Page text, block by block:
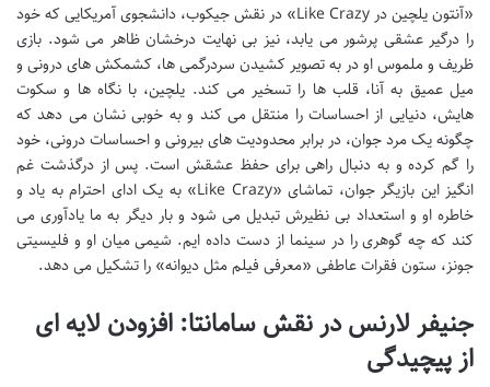
«آنتون یلچین در Like Crazy» در نقش جیکوب، دانشجوی آمریکایی که خود
را درگیر عشقی پرشور می یابد، نیز بی نهایت درخشان ظاهر می شود. بازی
ظریف و ملموس او در به تصویر کشیدن سردرگمی ها، کشمکش های درونی و
میل عمیق به آنا، قلب ها را تسخیر می کند. یلچین، با نگاه ها و سکوت
هایش، دنیایی از احساسات را منتقل می کند و به خوبی نشان می دهد که
چگونه یک مرد جوان، در برابر محدودیت های بیرونی و احساسات درونی، خود
را گم کرده و به دنبال راهی برای حفظ عشقش است. پس از درگذشت غم
انگیز این بازیگر جوان، تماشای «Like Crazy» به یک ادای احترام به یاد و
خاطره او و استعداد بی نظیرش تبدیل می شود و بار دیگر به ما یادآوری می
کند که چه گوهری را در سینما از دست داده ایم. شیمی میان او و فلیسیتی
جونز، ستون فقرات عاطفی «معرفی فیلم مثل دیوانه» را تشکیل می دهد.
جنیفر لارنس در نقش سامانتا: افزودن لایه ای
از پیچیدگی